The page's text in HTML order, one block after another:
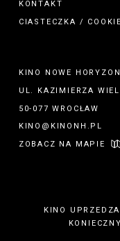
KONTAKT
CIASTECZKA /
KINO NOWE
UL. KAZIMIERZA
50-077 WROCŁAW
KINO@KINONH.PL
ZOBACZ NA MAPIE
KINO